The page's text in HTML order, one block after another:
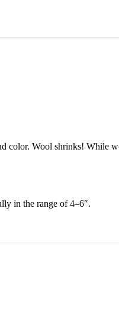
color. Wool shrinks! While
in the range of 4–6″.